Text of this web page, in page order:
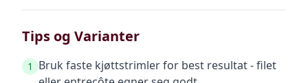
Tips og Varianter
1
Bruk faste kjøttstrimler for best resultat - filet